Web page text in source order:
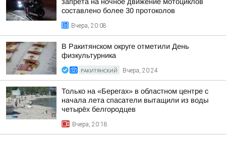
составлено более 30 протоколов
Вчера, 20:08
В Ракитянском округе отметили День
физкультурника
РАКИТЯНСКИЙ Вчера, 20:24
Только на «Берегах» в областном центре с
начала лета спасатели вытащили из воды
четырёх белгородцев
Вчера, 20:18